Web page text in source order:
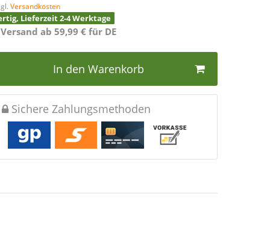
Versandkosten
Lieferzeit 2-4 Werktage
ab 59,99 € für DE
In den Warenkorb
Sichere Zahlungsmethoden